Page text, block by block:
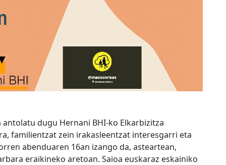
dugu Hernani BHI-ko Elkarbizitza
familientzat zein irakasleentzat interesgarri eta
abenduaren 16an izango da, asteartean,
eraikineko aretoan. Saioa euskaraz eskainiko